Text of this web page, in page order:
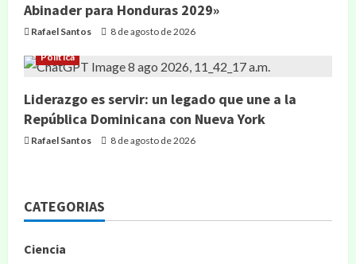
Abinader para Honduras 2029»
Rafael Santos 8 de agosto de 2026
Política
Liderazgo es servir: un legado que une a la
República Dominicana con Nueva York
Rafael Santos 8 de agosto de 2026
CATEGORIAS
Ciencia